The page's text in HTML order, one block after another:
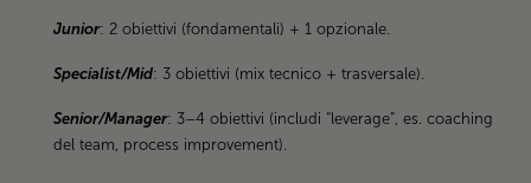
Junior: 2 obiettivi (fondamentali) + 1 opzionale.
Specialist/Mid: 3 obiettivi (mix tecnico + trasversale).
Senior/Manager: 3–4 obiettivi (includi “leverage”, es. coaching
del team, process improvement).